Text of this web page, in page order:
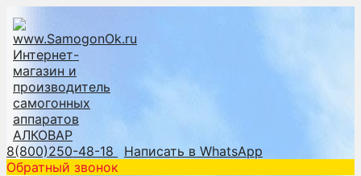
8(800)250-48-18
Написать в WhatsApp
Обратный звонок